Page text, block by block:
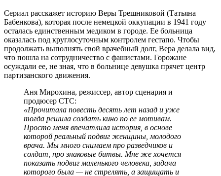
Сериал расскажет историю Веры Трешниковой (Татьяна
Бабенкова), которая после немецкой оккупации в 1941 году
осталась единственным медиком в городе. Ее больница
оказалась под круглосуточным контролем гестапо. Чтобы
продолжать выполнять свой врачебный долг, Вера делала вид,
что пошла на сотрудничество с фашистами. Горожане
осуждали ее, не зная, что в больнице девушка прячет центр
партизанского движения.
Аня Мирохина, режиссер, автор сценария и
продюсер СТС:
«Прочитала повесть десять лет назад и уже
тогда решила создать кино по ее мотивам.
Просто меня впечатлила история, в основе
которой реальный подвиг женщины, молодого
врача. Мы много снимаем про разведчиков и
солдат, про знаковые битвы. Мне же хочется
показать подвиг маленького человека, задача
которого была — не стрелять, а защищать и